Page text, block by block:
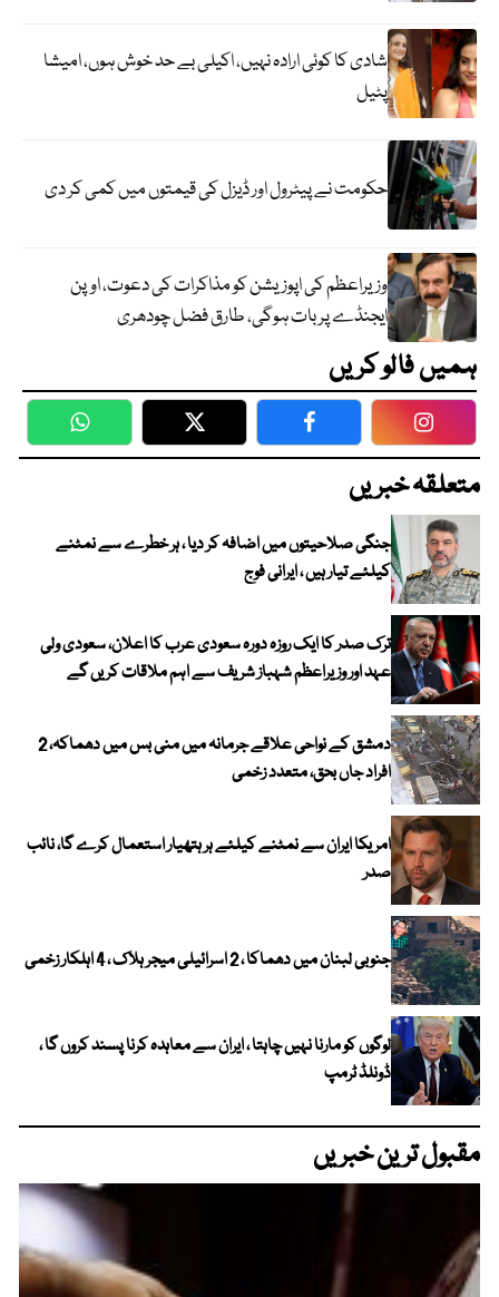
شادی کا کوئی ارادہ نہیں، اکیلی بے حد خوش ہوں، امیشا
پٹیل
حکومت نے پیٹرول اور ڈیزل کی قیمتوں میں کمی کر دی
وزیراعظم کی اپوزیشن کو مذاکرات کی دعوت، اوپن
ایجنڈے پر بات ہوگی، طارق فضل چودھری
ہمیں فالو کریں
WhatsApp Twitter Facebook
متعلقہ خبریں
جنگی صلاحیتوں میں اضافہ کر دیا ، ہر خطرے سے نمٹنے
کیلئے تیار ہیں ، ایرانی فوج
ترک صدر کا ایک روزہ دورہ سعودی عرب کا اعلان، سعودی ولی
عہد اور وزیراعظم شہباز شریف سے اہم ملاقات کریں گے
دمشق کے نواحی علاقے جرمانہ میں منی بس میں دھماکہ، 2
افراد جاں بحق، متعدد زخمی
امریکا ایران سے نمٹنے کیلئے ہر ہتھیار استعمال کرے گا، نائب
صدر
جنوبی لبنان میں دھماکا ، 2 اسرائیلی میجر ہلاک ، 4 اہلکار زخمی
لوگوں کو مارنا نہیں چاہتا ، ایران سے معاہدہ کرنا پسند کروں گا ،
ڈونلڈ ٹرمپ
مقبول ترین خبریں